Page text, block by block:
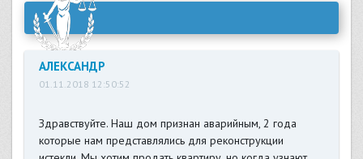
АЛЕКСАНДР
01.11.2018 12:50:52
Здравствуйте. Наш дом признан аварийным, 2 года
которые нам представлялись для реконструкции